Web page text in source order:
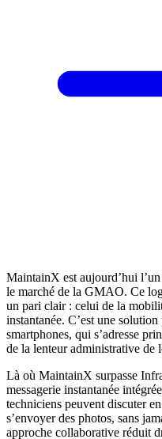
MaintainX est aujourd’hui
le marché de la GMAO. Ce
un pari clair : celui de la
instantanée. C’est une
smartphones, qui s’adresse
de la lenteur administrative de
Là où MaintainX surpasse
messagerie instantanée
techniciens peuvent discuter
s’envoyer des photos, sans
approche collaborative réduit